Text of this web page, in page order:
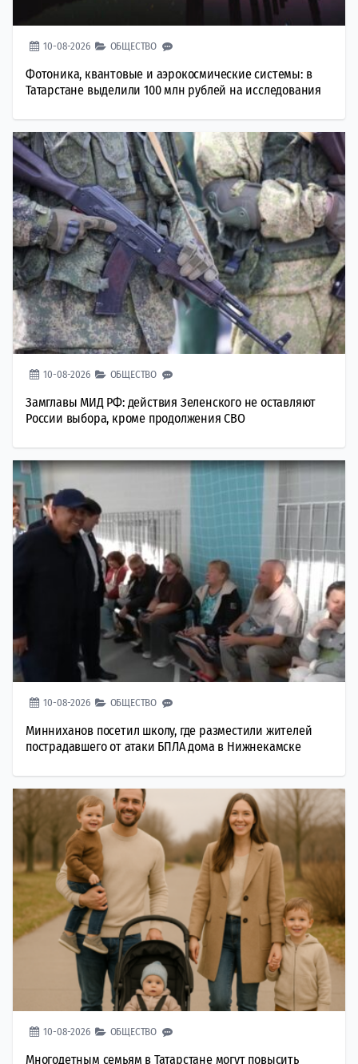
10-08-2026 ОБЩЕСТВО
Фотоника, квантовые и аэрокосмические системы: в
Татарстане выделили 100 млн рублей на исследования
10-08-2026 ОБЩЕСТВО
Замглавы МИД РФ: действия Зеленского не оставляют
России выбора, кроме продолжения СВО
10-08-2026 ОБЩЕСТВО
Минниханов посетил школу, где разместили жителей
пострадавшего от атаки БПЛА дома в Нижнекамске
10-08-2026 ОБЩЕСТВО
Многодетным семьям в Татарстане могут повысить